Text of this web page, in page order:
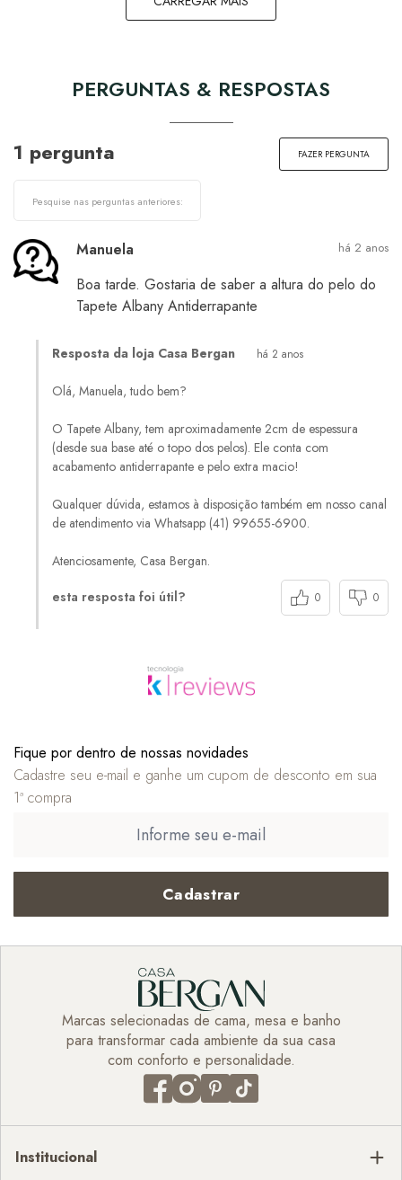
PERGUNTAS & RESPOSTAS
1 pergunta FAZER PERGUNTA
Manuela há 2 anos
Boa tarde. Gostaria de saber a altura do pelo do
Tapete Albany Antiderrapante
Resposta da loja Casa Bergan há 2 anos
Olá, Manuela, tudo bem?
O Tapete Albany, tem aproximadamente 2cm de espessura
(desde sua base até o topo dos pelos). Ele conta com
acabamento antiderrapante e pelo extra macio!
Qualquer dúvida, estamos à disposição também em nosso canal
de atendimento via Whatsapp (41) 99655-6900.
esta resposta foi útil? 0 0
Fique por dentro de nossas novidades
Cadastre seu e-mail e ganhe um cupom de desconto em sua
1ª compra
Cadastrar
Marcas selecionadas de cama, mesa e banho
para transformar cada ambiente da sua casa
com conforto e personalidade.
Institucional